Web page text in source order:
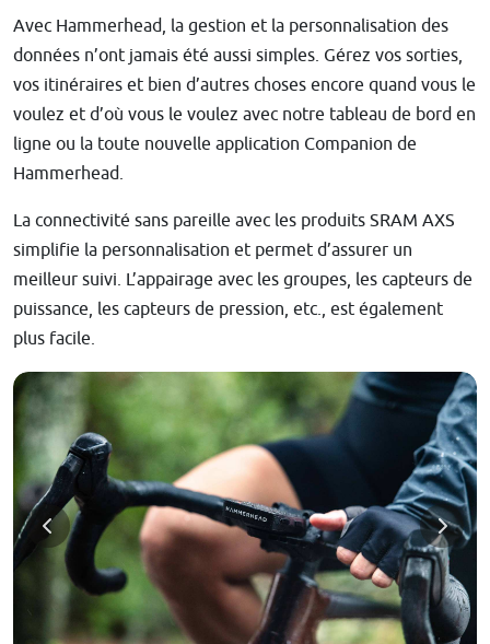
Avec Hammerhead, la gestion et la personnalisation des
données n’ont jamais été aussi simples. Gérez vos sorties,
vos itinéraires et bien d’autres choses encore quand vous le
voulez et d’où vous le voulez avec notre tableau de bord en
ligne ou la toute nouvelle application Companion de
Hammerhead.
La connectivité sans pareille avec les produits SRAM AXS
simplifie la personnalisation et permet d’assurer un
meilleur suivi. L’appairage avec les groupes, les capteurs de
puissance, les capteurs de pression, etc., est également
plus facile.